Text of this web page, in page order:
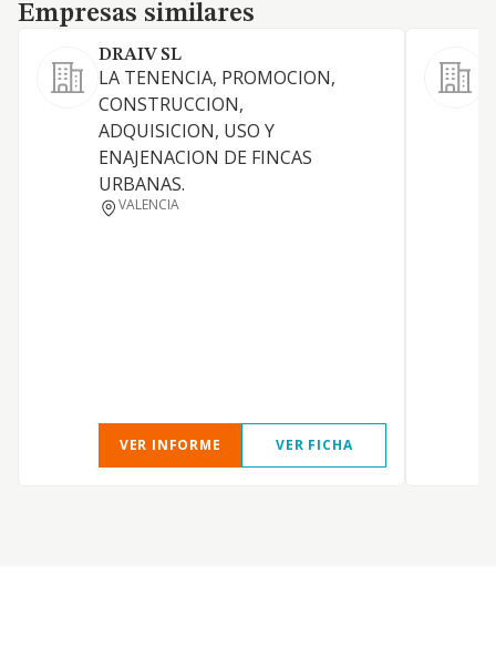
Empresas similares
DRAIV SL
LA TENENCIA, PROMOCION,
CONSTRUCCION,
ADQUISICION, USO Y
ENAJENACION DE FINCAS
URBANAS.
VALENCIA
VER INFORME VER FICHA